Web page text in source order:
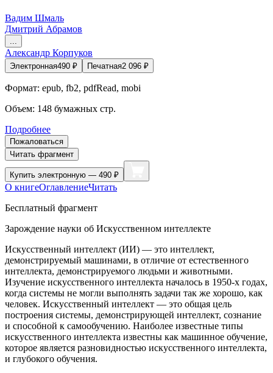
Вадим Шмаль
Дмитрий Абрамов
Александр Корпуков
Электронная490 ₽ Печатная2 096 ₽
Формат: epub, fb2, pdfRead, mobi
Объем: 148 бумажных стр.
Подробнее
Пожаловаться
Читать фрагмент
Купить электронную — 490 ₽
О книгеОглавлениеЧитать
Бесплатный фрагмент
Зарождение науки об Искусственном интеллекте
Искусственный интеллект (ИИ) — это интеллект,
демонстрируемый машинами, в отличие от естественного
интеллекта, демонстрируемого людьми и животными.
Изучение искусственного интеллекта началось в 1950-х годах,
когда системы не могли выполнять задачи так же хорошо, как
человек. Искусственный интеллект — это общая цель
построения системы, демонстрирующей интеллект, сознание
и способной к самообучению. Наиболее известные типы
искусственного интеллекта известны как машинное обучение,
которое является разновидностью искусственного интеллекта,
и глубокого обучения.